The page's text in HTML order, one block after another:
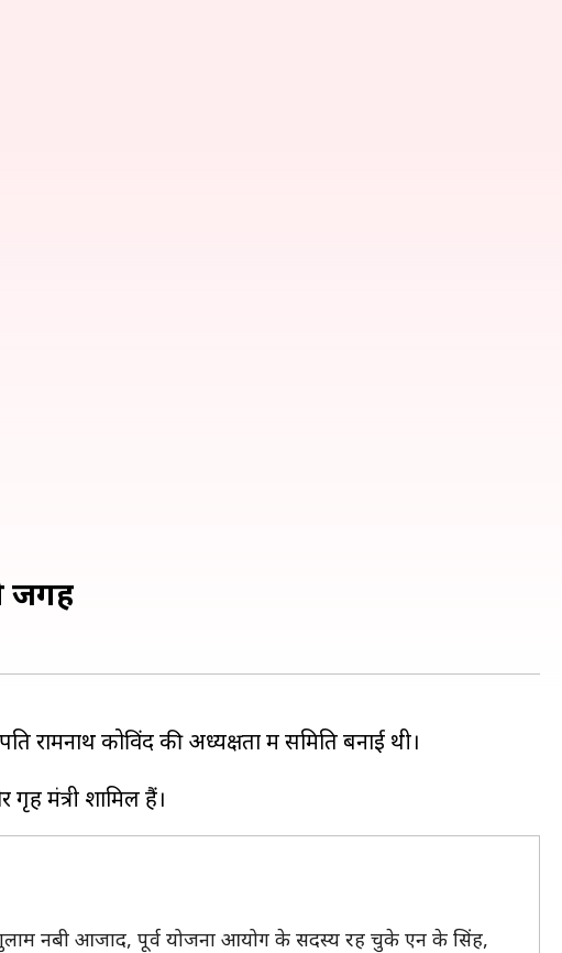
जगह
रामनाथ कोविंद की अध्यक्षता में समिति बनाई थी।
नबी आजाद, पूर्व योजना आयोग के सदस्य रह चुके एन के सिंह,